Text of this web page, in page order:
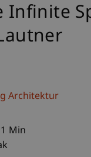
Architektur
Min